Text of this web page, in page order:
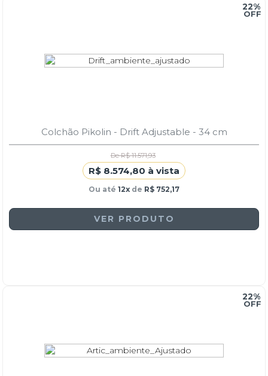
22%
Colchão Pikolin - Drift Adjustable - 34 cm
De R$ 11.571,93
R$ 8.574,80 à vista
Ou até 12x de R$ 752,17
VER PRODUTO
22%